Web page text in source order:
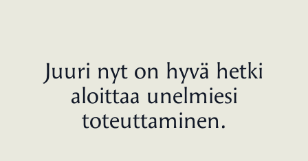
Juuri nyt on hyvä hetki
aloittaa unelmiesi
toteuttaminen.